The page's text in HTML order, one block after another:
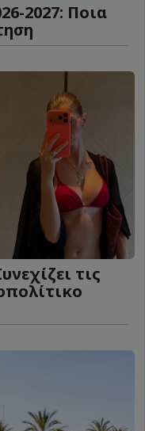
2027: Ποια
τις